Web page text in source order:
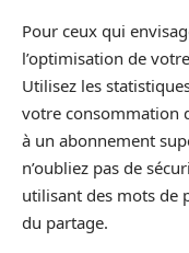
Pour ceux qui
l’optimisation de
Utilisez les
votre consommation
à un abonnement
n’oubliez pas de
utilisant des mots de
du partage.